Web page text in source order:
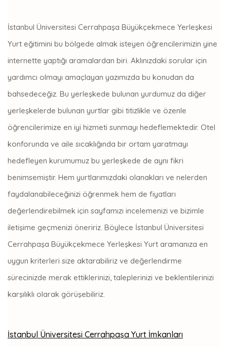
İstanbul Üniversitesi Cerrahpaşa Büyükçekmece Yerleşkesi
Yurt eğitimini bu bölgede almak isteyen öğrencilerimizin yine
internette yaptığı aramalardan biri. Aklınızdaki sorular için
yardımcı olmayı amaçlayan yazımızda bu konudan da
bahsedeceğiz. Bu yerleşkede bulunan yurdumuz da diğer
yerleşkelerde bulunan yurtlar gibi titizlikle ve özenle
öğrencilerimize en iyi hizmeti sunmayı hedeflemektedir. Otel
konforunda ve aile sıcaklığında bir ortam yaratmayı
hedefleyen kurumumuz bu yerleşkede de aynı fikri
benimsemiştir. Hem yurtlarımızdaki olanakları ve nelerden
faydalanabileceğinizi öğrenmek hem de fiyatları
değerlendirebilmek için sayfamızı incelemenizi ve bizimle
iletişime geçmenizi öneririz. Böylece İstanbul Üniversitesi
Cerrahpaşa Büyükçekmece Yerleşkesi Yurt aramanıza en
uygun kriterleri size aktarabiliriz ve değerlendirme
sürecinizde merak ettiklerinizi, taleplerinizi ve beklentilerinizi
karşılıklı olarak görüşebiliriz.
İstanbul Üniversitesi Cerrahpaşa Yurt İmkanları